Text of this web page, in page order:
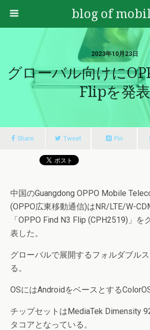
blog of
2023年10月23日
グローバル向けに
Flipを発表
Share Tweet Pin
中国のGuangdong OPPO Mobile
(OPPO広東移動通信)はNR/LTE/W-
「OPPO Find N3 Flip (CPH2519)」
表した。
グローバルで展開するフォルダブル
る。
OSにはAndroidをベースとする
チップセットはMediaTek Dimensity
タコアとなっている。